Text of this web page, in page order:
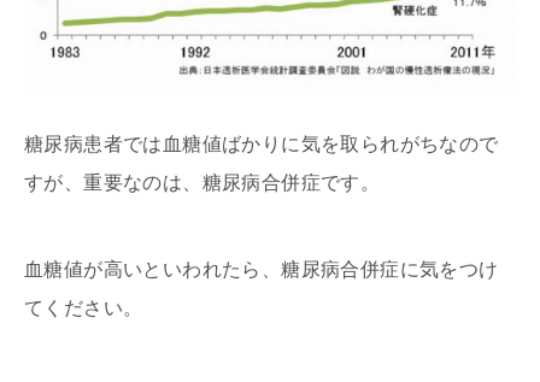
糖尿病患者では血糖値ばかりに気を取られがちなので
すが、重要なのは、糖尿病合併症です。
血糖値が高いといわれたら、糖尿病合併症に気をつけ
てください。